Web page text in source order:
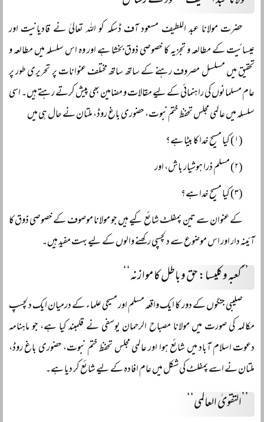
حضرت مولانا عبد اللطیف مسعود آف ڈسکہ کو اللہ تعالیٰ نے قادیانیت اور
عیسائیت کے مطالعہ و تجزیہ کا خصوصی ذوق بخشا ہے اور وہ اس سلسلہ میں مطالعہ و
تحقیق میں مسلسل مصروف رہنے کے ساتھ ساتھ مختلف عنوانات پر تحریری طور پر
عام مسلمانوں کی راہنمائی کے لیے مقالات و مضامین بھی پیش کرتے رہتے ہیں۔ اسی
سلسلہ میں عالمی مجلس تحفظ ختم نبوت، حضوری باغ روڈ، ملتان نے حال ہی میں
(۱) کیا مسیح خدا کا بیٹا ہے؟
(۲) مسلم ذرا ہوشیار باش، اور
(۳) کیا مسیح خدا ہے؟
کے عنوان سے تین پمفلٹ شائع کیے ہیں جو مولانا موصوف کے خصوصی ذوق کا
آئینہ دار اور اس موضوع سے دلچسپی رکھنے والوں کے لیے بہت مفید ہیں۔
’’کعبہ و کلیسا: حق و باطل کا موازنہ‘‘
صلیبی جنگوں کے دور کا ایک واقعہ مسلم اور مسیحی علماء کے درمیان ایک دلچسپ
مکالمہ کی صورت میں مولانا مصباح الرحمان یوسفی نے قلمبند کیا ہے، جو ماہنامہ
دعوت اسلام آباد میں شائع ہوا اور عالمی مجلس تحفظ ختم نبوت، حضوری باغ روڈ،
ملتان نے اسے پمفلٹ کی شکل میں عام افادہ کے لیے شائع کر دیا ہے۔
’’التقوىٰ العالمی‘‘